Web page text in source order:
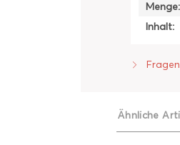
Menge:
Inhalt:
Ähnliche